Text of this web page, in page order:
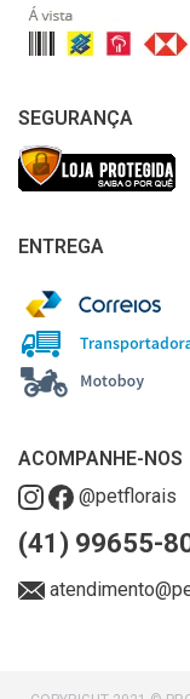
SEGURANÇA
ENTREGA
ACOMPANHE-NOS
@petflorais
(41) 99655-